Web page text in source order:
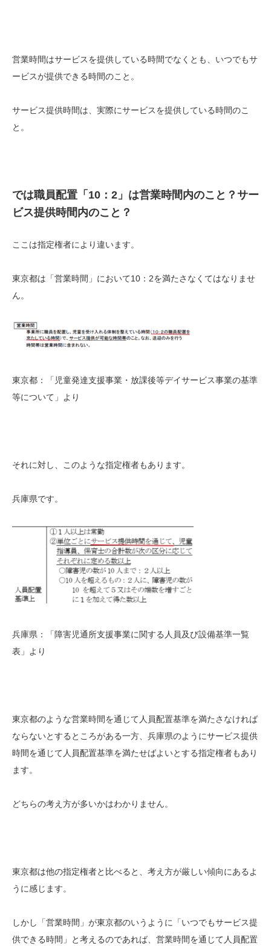
営業時間はサービスを提供している時間でなくとも、いつでもサ
ービスが提供できる時間のこと。
サービス提供時間は、実際にサービスを提供している時間のこ
と。
では職員配置「10：2」は営業時間内のこと？サー
ビス提供時間内のこと？
ここは指定権者により違います。
東京都は「営業時間」において10：2を満たさなくてはなりませ
ん。
東京都：「児童発達支援事業・放課後等デイサービス事業の基準
等について」より
それに対し、このような指定権者もあります。
兵庫県です。
兵庫県：「障害児通所支援事業に関する人員及び設備基準一覧
表」より
東京都のような営業時間を通じて人員配置基準を満たさなければ
ならないとするところがある一方、兵庫県のようにサービス提供
時間を通じて人員配置基準を満たせばよいとする指定権者もあり
ます。
どちらの考え方が多いかはわかりません。
東京都は他の指定権者と比べると、考え方が厳しい傾向にあるよ
うに感じます。
しかし「営業時間」が東京都のいうように「いつでもサービス提
供できる時間」と考えるのであれば、営業時間を通じて人員配置